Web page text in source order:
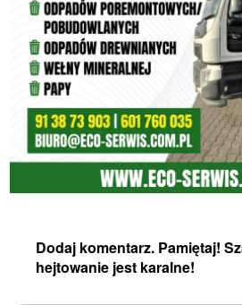
Dodaj komentarz. Pamiętaj!
hejtowanie jest karalne!